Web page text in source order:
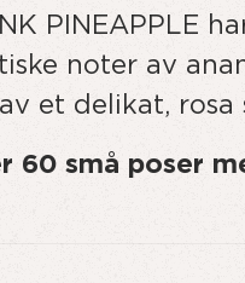
PINEAPPLE
noter av
et delikat, rosa
60 små poser